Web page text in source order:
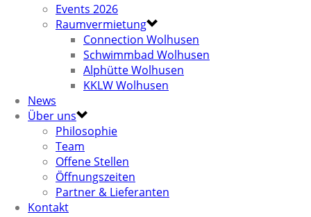
Events 2026
Raumvermietung
Connection Wolhusen
Schwimmbad Wolhusen
Alphütte Wolhusen
KKLW Wolhusen
News
Über uns
Philosophie
Team
Offene Stellen
Öffnungszeiten
Partner & Lieferanten
Kontakt